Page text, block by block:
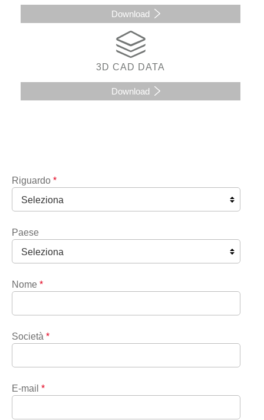
Download
3D CAD DATA
Download
Riguardo *
Paese
Nome *
Società *
E-mail *